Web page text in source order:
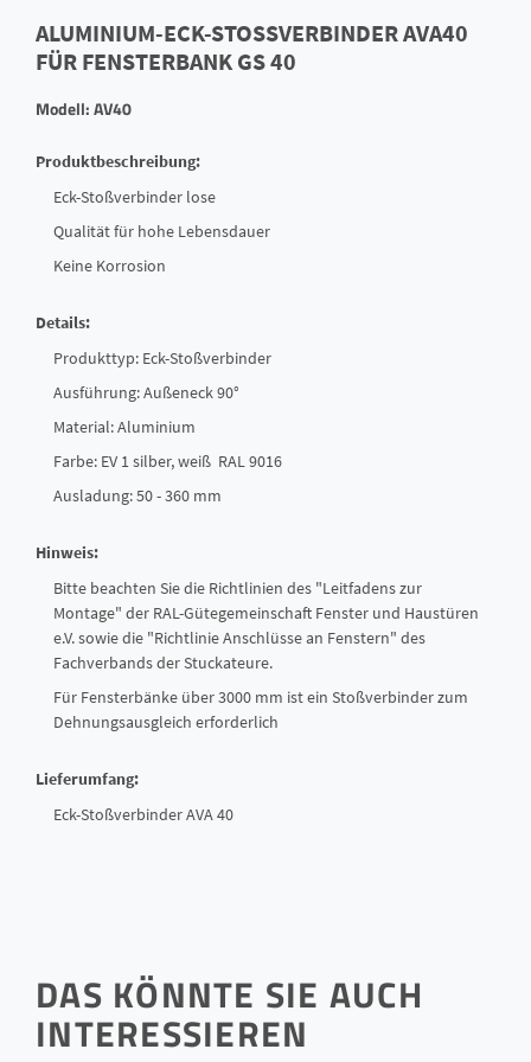
ALUMINIUM-ECK-STOSSVERBINDER AVA40 F
ÜR FENSTERBANK GS 40
Modell: AV40
Produktbeschreibung:
Eck-Stoßverbinder lose
Qualität für hohe Lebensdauer
Keine Korrosion
Details:
Produkttyp: Eck-Stoßverbinder
Ausführung: Außeneck 90°
Material: Aluminium
Farbe: EV 1 silber, weiß RAL 9016
Ausladung: 50 - 360 mm
Hinweis:
Bitte beachten Sie die Richtlinien des "Leitfadens zur
Montage" der RAL-Gütegemeinschaft Fenster und Haustüren
e.V. sowie die "Richtlinie Anschlüsse an Fenstern" des
Fachverbands der Stuckateure.
Für Fensterbänke über 3000 mm ist ein Stoßverbinder zum
Dehnungsausgleich erforderlich
Lieferumfang:
Eck-Stoßverbinder AVA 40
DAS KÖNNTE SIE AUCH
INTERESSIEREN